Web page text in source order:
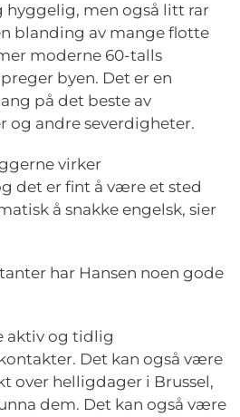
hyggelig, men også litt rar
blanding av mange flotte
moderne 60-talls
byen. Det er en
på det beste av
og andre severdigheter.
virker
det er fint å være et sted
å snakke engelsk, sier
har Hansen noen gode
aktiv og tidlig
Det kan også være
over helligdager i Brussel,
dem. Det kan også være